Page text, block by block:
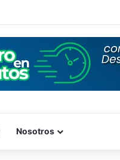
Nosotros